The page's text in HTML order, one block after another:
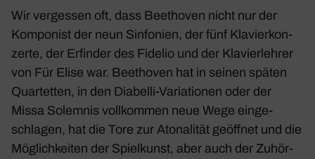
Wir vergessen oft, dass Beet­hoven nicht nur der
Kompo­nist der neun Sinfo­nien, der fünf Klavier­kon­
zerte, der Erfinder des Fidelio und der Klavier­lehrer
von Für Elise war. Beet­hoven hat in seinen späten
Quar­tetten, in den Diabelli-Varia­tionen oder der
Missa Solemnis voll­kommen neue Wege einge­
schlagen, hat die Tore zur Atona­lität geöffnet und die
Möglich­keiten der Spiel­kunst, aber auch der Zuhör­